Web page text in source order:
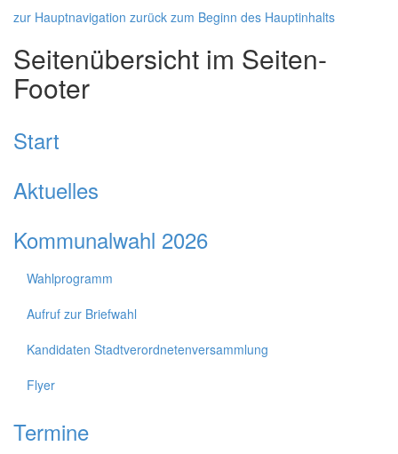
zur Hauptnavigation zurück zum Beginn des Hauptinhalts
Seitenübersicht im Seiten-
Footer
Start
Aktuelles
Kommunalwahl 2026
Wahlprogramm
Aufruf zur Briefwahl
Kandidaten Stadtverordnetenversammlung
Flyer
Termine